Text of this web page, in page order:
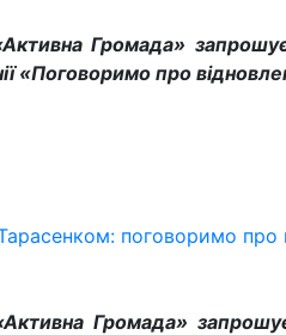
Громада»
«Поговоримо про
поговоримо про
«Активна Громада»